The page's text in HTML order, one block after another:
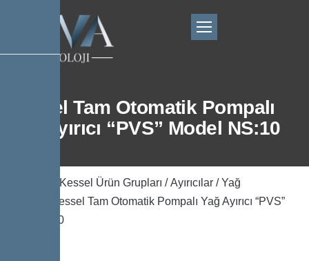
Kessel Tam Otomatik Pompalı
Yağ Ayırıcı “PVS” Model NS:10
Kessel Ürün Grupları /Ayırıcılar /Yağ
/ Kessel Tam Otomatik Pompalı Yağ Ayırıcı “PVS”
Model NS:10